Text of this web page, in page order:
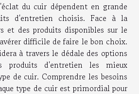
du cuir dépendent en grande
d'entretien choisis. Face à la
et des produits disponibles sur le
difficile de faire le bon choix.
à travers le dédale des options
produits d'entretien les mieux
de cuir. Comprendre les besoins
type de cuir est primordial pour